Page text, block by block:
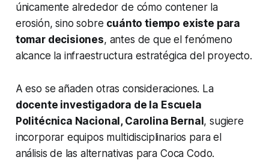
únicamente alrededor de cómo contener la
erosión, sino sobre cuánto tiempo existe para
tomar decisiones, antes de que el fenómeno
alcance la infraestructura estratégica del proyecto.
A eso se añaden otras consideraciones. La
docente investigadora de la Escuela
Politécnica Nacional, Carolina Bernal, sugiere
incorporar equipos multidisciplinarios para el
análisis de las alternativas para Coca Codo.